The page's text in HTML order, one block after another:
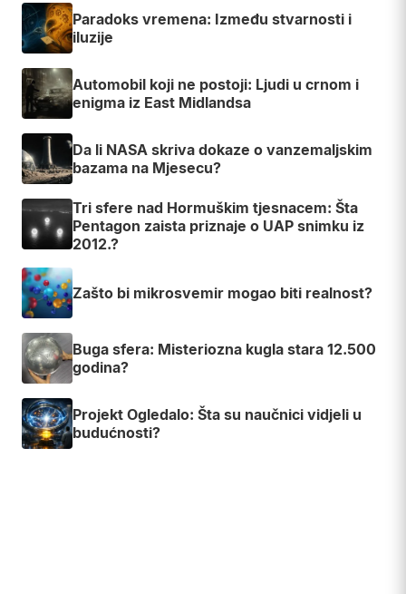
Paradoks vremena: Između stvarnosti i
iluzije
Automobil koji ne postoji: Ljudi u crnom i
enigma iz East Midlandsa
Da li NASA skriva dokaze o vanzemaljskim
bazama na Mjesecu?
Tri sfere nad Hormuškim tjesnacem: Šta
Pentagon zaista priznaje o UAP snimku iz
2012.?
Zašto bi mikrosvemir mogao biti realnost?
Buga sfera: Misteriozna kugla stara 12.500
godina?
Projekt Ogledalo: Šta su naučnici vidjeli u
budućnosti?